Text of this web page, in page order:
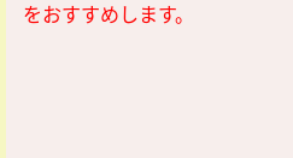
をおすすめします。